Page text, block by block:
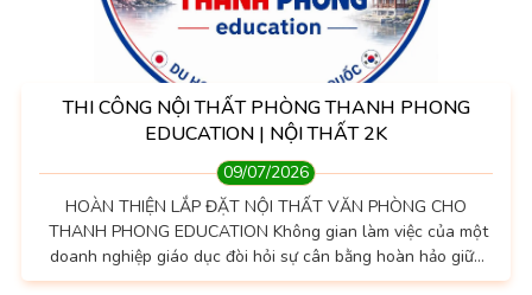
THI CÔNG NỘI THẤT PHÒNG THANH PHONG
EDUCATION | NỘI THẤT 2K
09/07/2026
HOÀN THIỆN LẮP ĐẶT NỘI THẤT VĂN PHÒNG CHO
THANH PHONG EDUCATION Không gian làm việc của một
doanh nghiệp giáo dục đòi hỏi sự cân bằng hoàn hảo giữa
tính chuyên nghiệp, thẩm mỹ hiện đại và công năng tối ưu